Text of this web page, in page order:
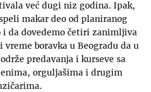
već dugi niz godina. Ipak,
makar deo od planiranog
da dovedemo četiri zanimljiva
boravka u Beogradu da u
predavanja i kurseve sa
orguljašima i drugim